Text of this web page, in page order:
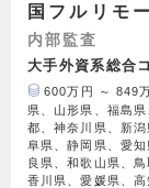
国フルリモ
内部監査
大手外資系総合
600万円 ～ 849
県、山形県、福島
都、神奈川県、新
阜県、静岡県、愛
良県、和歌山県、
香川県、愛媛県、